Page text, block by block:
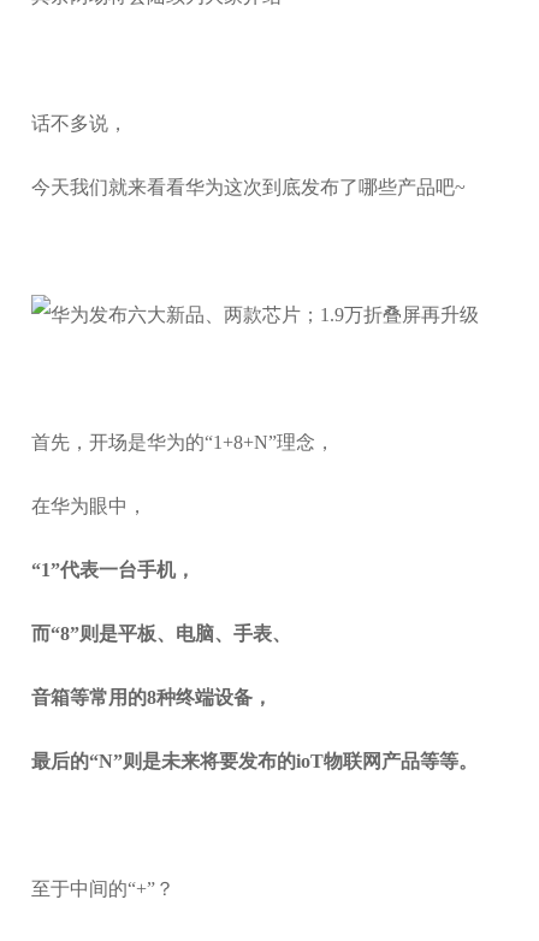
话不多说，
今天我们就来看看华为这次到底发布了哪些产品吧~
首先，开场是华为的“1+8+N”理念，
在华为眼中，
“1”代表一台手机，
而“8”则是平板、电脑、手表、
音箱等常用的8种终端设备，
最后的“N”则是未来将要发布的ioT物联网产品等等。
至于中间的“+”？